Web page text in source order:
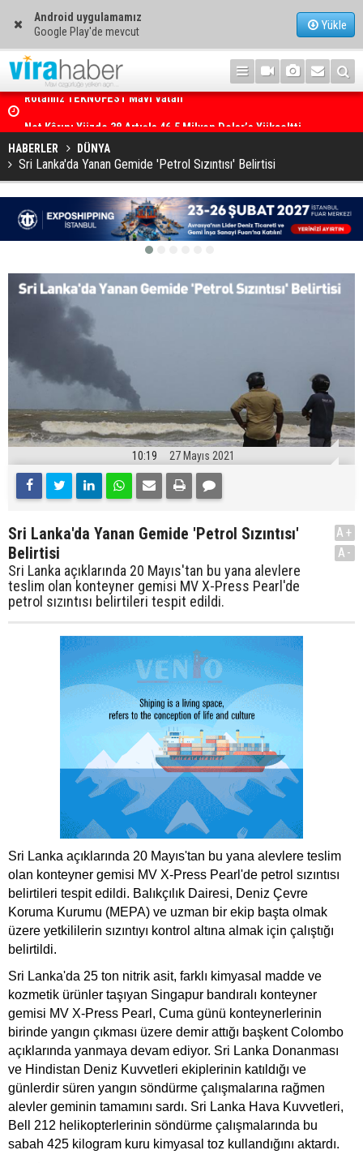
Android uygulamamız
Google Play'de mevcut
Yükle
HABERLER DÜNYA
Sri Lanka'da Yanan Gemide 'Petrol Sızıntısı' Belirtisi
10:19 27 Mayıs 2021
Sri Lanka'da Yanan Gemide 'Petrol Sızıntısı'
Belirtisi
Sri Lanka açıklarında 20 Mayıs'tan bu yana alevlere
teslim olan konteyner gemisi MV X-Press Pearl'de
petrol sızıntısı belirtileri tespit edildi.
A+
A-
Sri Lanka açıklarında 20 Mayıs'tan bu yana alevlere teslim
olan konteyner gemisi MV X-Press Pearl'de petrol sızıntısı
belirtileri tespit edildi. Balıkçılık Dairesi, Deniz Çevre
Koruma Kurumu (MEPA) ve uzman bir ekip başta olmak
üzere yetkililerin sızıntıyı kontrol altına almak için çalıştığı
belirtildi.
Sri Lanka'da 25 ton nitrik asit, farklı kimyasal madde ve
kozmetik ürünler taşıyan Singapur bandıralı konteyner
gemisi MV X-Press Pearl, Cuma günü konteynerlerinin
birinde yangın çıkması üzere demir attığı başkent Colombo
açıklarında yanmaya devam ediyor. Sri Lanka Donanması
ve Hindistan Deniz Kuvvetleri ekiplerinin katıldığı ve
günlerdir süren yangın söndürme çalışmalarına rağmen
alevler geminin tamamını sardı. Sri Lanka Hava Kuvvetleri,
Bell 212 helikopterlerinin söndürme çalışmalarında bu
sabah 425 kilogram kuru kimyasal toz kullandığını aktardı.